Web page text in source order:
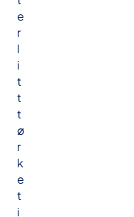
e
r
l
i
t
t
t
ø
r
k
e
t
i